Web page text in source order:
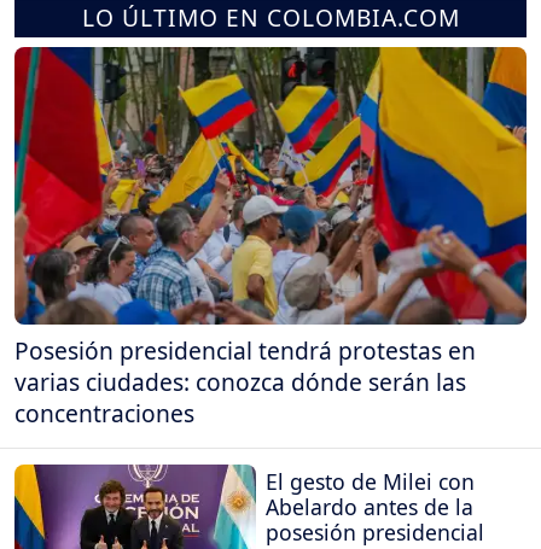
LO ÚLTIMO EN COLOMBIA.COM
Posesión presidencial tendrá protestas en
varias ciudades: conozca dónde serán las
concentraciones
El gesto de Milei con
Abelardo antes de la
posesión presidencial